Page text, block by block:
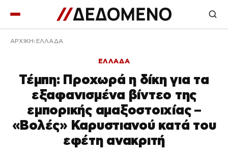
ΑΡΧΙΚΉ ΕΛΛΑΔΑ
ΕΛΛΑΔΑ
Τέμπη: Προχωρά η δίκη για τα
εξαφανισμένα βίντεο της
εμπορικής αμαξοστοιχίας –
«Βολές» Καρυστιανού κατά του
εφέτη ανακριτή